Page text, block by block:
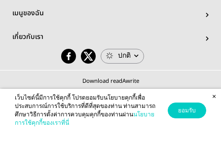
เมนูของฉัน
เกี่ยวกับเรา
ปกติ
Download readAwrite
© 2026 readAwrite.com by MEB Corporation Public Company Limited
This site is protected by reCAPTCHA and the Google
เว็บไซต์นี้มีการใช้คุกกี้ โปรดยอมรับนโยบายคุกกี้เพื่อ
ประสบการณ์การใช้บริการที่ดีที่สุดของท่าน ท่านสามารถ
ศึกษาวิธีการตั้งค่าการควบคุมคุกกี้ของท่านผ่านนโยบาย
การใช้คุกกี้ของเราที่นี่
ยอมรับ
×